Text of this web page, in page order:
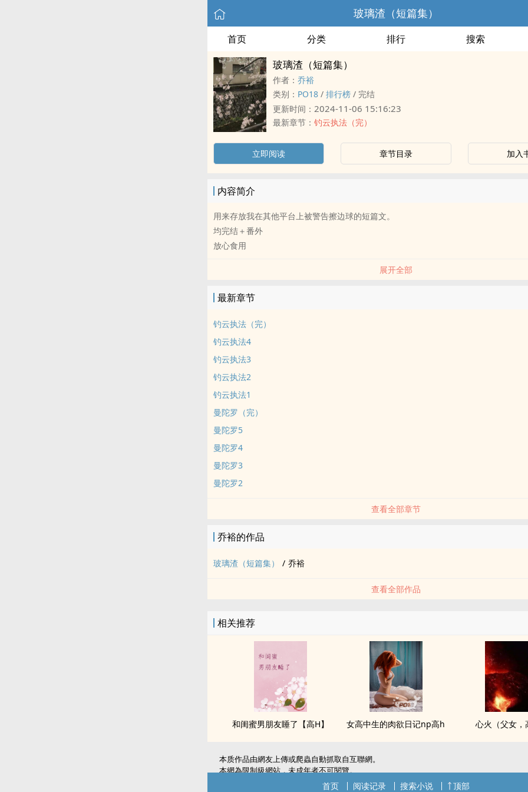
玻璃渣（短篇集）
首页 分类 排行 搜索
玻璃渣（短篇集）
作者： 乔裕
类别： ‍P‌O‌‎‍1‎‌‎8‍ / 排行榜 / 完结
更新时间： 2024-11-06 15:16:23
最新章节： 钓云执法（完）
立即阅读 章节目录 加入
内容简介
用来存放我在其他平台上被警告擦边球的短篇文。
均完结＋番外
放心食用
《曼陀罗》现言
《钓云执法》现言
我的每章字数均4k到7k不等，每个故事前三章免费，收费标准大约40po币/千字，不过
实际偏低
看文愉快老爷们～
以后这里可能会再更新，放一些碎片肉，练手什幺的。
标签： 简体版 / 古代 / 现代 / 强强 / 女性向 /
展开全部
最新章节
钓云执法（完）
钓云执法4
钓云执法3
钓云执法2
钓云执法1
曼陀罗（完）
曼陀罗5
曼陀罗4
曼陀罗3
曼陀罗2
查看全部章节
乔裕的作品
玻璃渣（短篇集） / 乔裕
查看全部作品
相关推荐
和闺蜜男朋友睡了【‎‌高‎H‍‎】 女高中生的‌肉‎‌‍欲‎‍‌日记np‎‎高‍‍‎h‍‌‍ 心火（‍父‎‌女‌‎‍，‎‌
本质作品由網友上傳或爬蟲自動抓取自互聯網。
本網為限制級網站，未成年者不可閱覽。
如無意中侵犯了您的權利，敬請聯系我們。
首页 阅读记录 搜索小说 顶部